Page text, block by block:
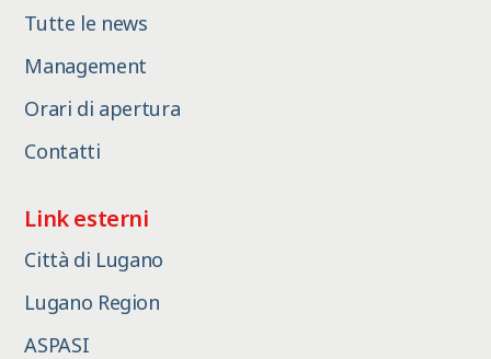
Tutte le news
Management
Orari di apertura
Contatti
Link esterni
Città di Lugano
Lugano Region
ASPASI